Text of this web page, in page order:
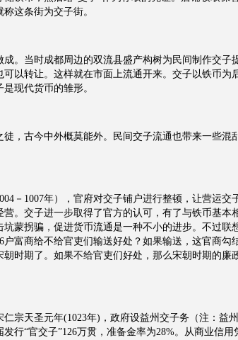
这条街为交子街。
成。当时成都周边的双流县盛产构树为民间制作交子
可以转让。这样就在市面上流通开来。交子以铁币为
现代货币的雏形。
徒，古今中外概莫能外。民间交子流通也带来一些混
－1007年），官府对交子铺户进行整顿，让营运交
营。交子进一步取得了官方的认可，有了与铁币基本
坑蒙拐骗，促进货币流通是一种不小的进步。不过联
户富商给不给官吏们输送好处？如果输送，这官商勾
朝时期了。如果不给官吏们好处，那么宋朝时期的廉
宗天圣元年(1023年)，政府设益州交子务（注：益
行“官交子”126万贯，准备金率为28%。从商业信用